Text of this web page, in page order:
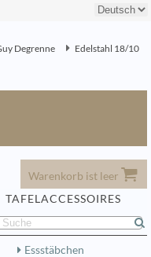
Degrenne Edelstahl 18/10
Warenkorb ist leer
TAFELACCESSOIRES
Essstäbchen